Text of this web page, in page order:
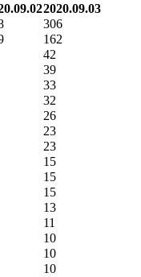
2020.09.03
306
162
42
39
33
32
26
23
23
15
15
15
13
11
10
10
10